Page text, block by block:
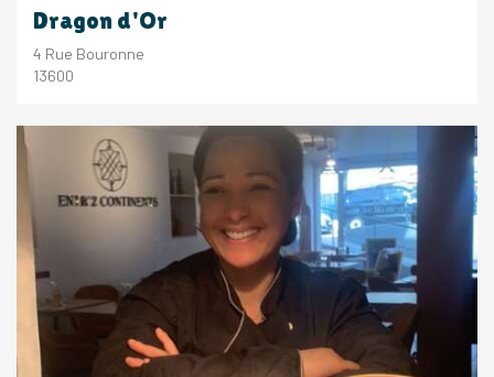
Dragon d'Or
4 Rue Bouronne
13600